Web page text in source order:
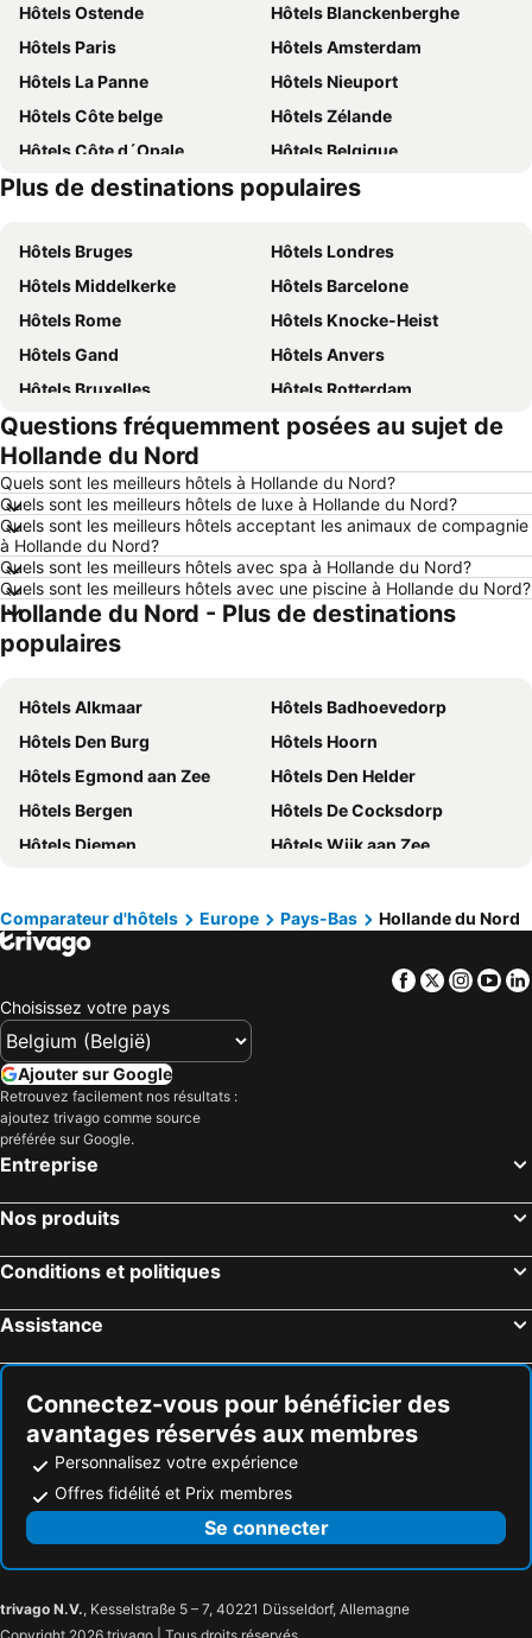
Hôtels Ostende
Hôtels Blanckenberghe
Hôtels Paris
Hôtels Amsterdam
Hôtels La Panne
Hôtels Nieuport
Hôtels Côte belge
Hôtels Zélande
Hôtels Côte d´Opale
Hôtels Belgique
Hôtels France
Hôtels Ténérife
Plus de destinations populaires
Hôtels Bruges
Hôtels Londres
Hôtels Middelkerke
Hôtels Barcelone
Hôtels Rome
Hôtels Knocke-Heist
Hôtels Gand
Hôtels Anvers
Hôtels Bruxelles
Hôtels Rotterdam
Hôtels Maastricht
Hôtels Durbuy
Hôtels Hasselt
Hôtels Boulogne-sur-Mer
Hôtels Le Coq
Hôtels Le Touquet-Paris-Plage
Hôtels Dunkerque
Hôtels Málaga
Hôtels Espagne
Hôtels Ardennes belges
Hôtels Luxembourg
Hôtels Majorque
Hôtels Ibiza
Hôtels Pays-Bas
Hôtels Grèce
Hôtels Île de Rhodes
Hôtels Crète
Hôtels Lac de Garde
Hôtels Costa Brava
Hôtels Bretagne
Hôtels Mosel/ Saar
Hôtels Sicile
Hôtels Malte
Questions fréquemment posées au sujet de
Hollande du Nord
Quels sont les meilleurs hôtels à Hollande du Nord?
Quels sont les meilleurs hôtels de luxe à Hollande du Nord?
Quels sont les meilleurs hôtels acceptant les animaux de compagnie
à Hollande du Nord?
Quels sont les meilleurs hôtels avec spa à Hollande du Nord?
Quels sont les meilleurs hôtels avec une piscine à Hollande du Nord?
Hollande du Nord - Plus de destinations
populaires
Hôtels Alkmaar
Hôtels Badhoevedorp
Hôtels Den Burg
Hôtels Hoorn
Hôtels Egmond aan Zee
Hôtels Den Helder
Hôtels Bergen
Hôtels De Cocksdorp
Hôtels Diemen
Hôtels Wijk aan Zee
Hôtels Lisse
Hôtels Schoorl
Hôtels Katwoude
Hôtels Monnickendam
Hôtels Hilversum
Hôtels Akersloot
Hôtels Heemskerk
Hôtels Callantsoog
Hôtels Velsen
Hôtels Bergen aan Zee
Hôtels Uithoorn
Hôtels Huizen
Hôtels Zaandijk
Hôtels Castricum
Hôtels Oosterend
Comparateur d'hôtels Europe Pays-Bas Hollande du Nord
Facebook
Twitter
Choisissez votre pays
Ajouter sur Google
Retrouvez facilement nos résultats :
ajoutez trivago comme source
préférée sur Google.
Entreprise
Nos produits
Conditions et politiques
Assistance
Connectez-vous pour bénéficier des
avantages réservés aux membres
Personnalisez votre expérience
Offres fidélité et Prix membres
Se connecter
trivago N.V., Kesselstraße 5 – 7, 40221 Düsseldorf, Allemagne